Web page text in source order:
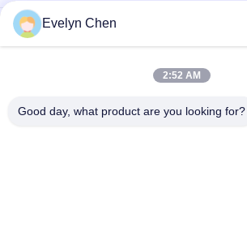
Óleo que processa, móbil do transformador
na subestação, com sala de comando
tratamento do óleo do transformador
Máquina da filtragem do óleo do
Evelyn Chen
2:52 AM
Good day, what product are you looking for?